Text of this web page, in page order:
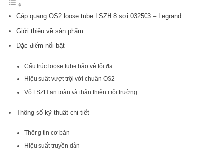
Cáp quang OS2 loose tube LSZH 8 sợi 032503 – Legrand
Giới thiệu về sản phẩm
Đặc điểm nổi bật
Cấu trúc loose tube bảo vệ tối đa
Hiệu suất vượt trội với chuẩn OS2
Vỏ LSZH an toàn và thân thiện môi trường
Thông số kỹ thuật chi tiết
Thông tin cơ bản
Hiệu suất truyền dẫn